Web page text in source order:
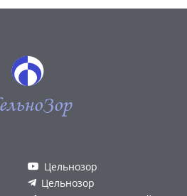
Цельнозор
Цельнозор